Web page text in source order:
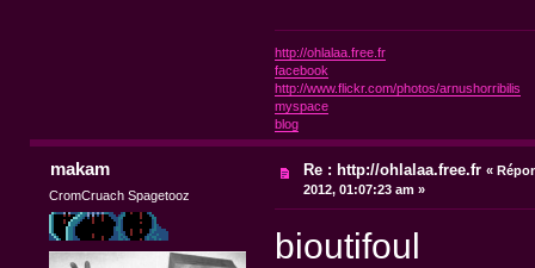
http://ohlalaa.free.fr
facebook
http://www.flickr.com/photos/arnushorribilis
myspace
blog
makam
CromCruach Spagetooz
Re : http://ohlalaa.free.fr «
2012, 01:07:23 am »
bioutifoul